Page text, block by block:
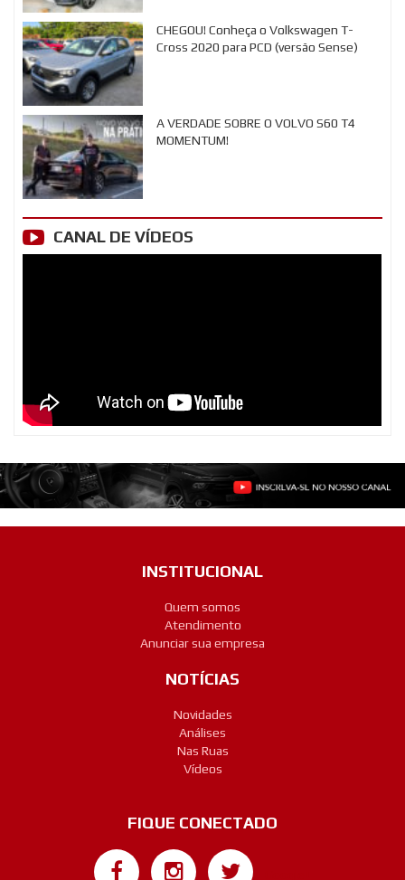
CHEGOU! Conheça o Volkswagen T-
Cross 2020 para PCD (versão Sense)
A VERDADE SOBRE O VOLVO S60 T4
MOMENTUM!
CANAL DE VÍDEOS
INSTITUCIONAL
Quem somos
Atendimento
Anunciar sua empresa
NOTÍCIAS
Novidades
Análises
Nas Ruas
Vídeos
FIQUE CONECTADO